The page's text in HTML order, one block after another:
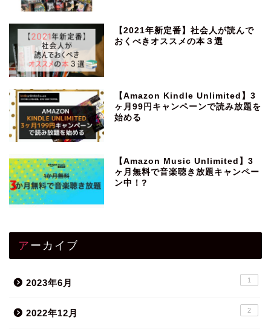
【2021年新定番】社会人が読んで
おくべきオススメの本３選
【Amazon Kindle Unlimited】3
ヶ月99円キャンペーンで読み放題を
始める
【Amazon Music Unlimited】3
ヶ月無料で音楽聴き放題キャンペー
ン中！?
アーカイブ
2023年6月 1
2022年12月 2